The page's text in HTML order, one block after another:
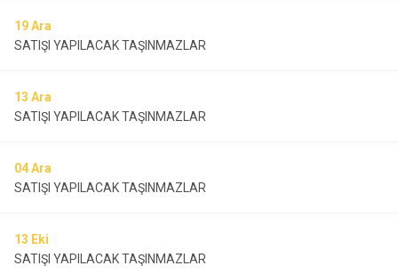
19Ara
SATIŞI YAPILACAK TAŞINMAZLAR
13 Ara
SATIŞI YAPILACAK TAŞINMAZLAR
04Ara
SATIŞI YAPILACAK TAŞINMAZLAR
13 Eki
SATIŞI YAPILACAK TAŞINMAZLAR